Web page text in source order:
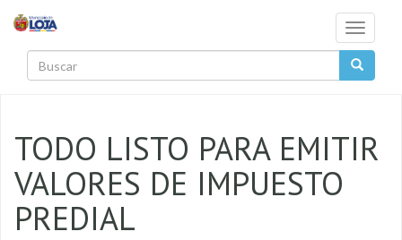
Toggle
TODO LISTO PARA EMITIR
VALORES DE IMPUESTO
PREDIAL